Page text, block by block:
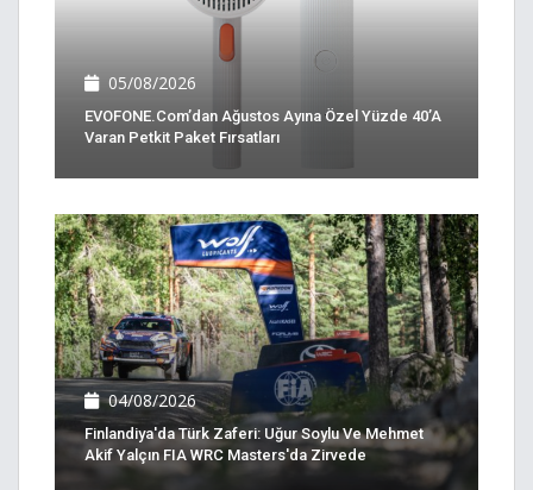
05/08/2026
EVOFONE.com’dan Ağustos Ayına Özel Yüzde 40’a
Varan Petkit Paket Fırsatları
04/08/2026
Finlandiya'da Türk Zaferi: Uğur Soylu Ve Mehmet
Akif Yalçın FIA WRC Masters'da Zirvede